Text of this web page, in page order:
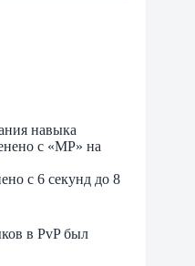
навыка
с «MP» на
с 6 секунд до 8
в PvP был